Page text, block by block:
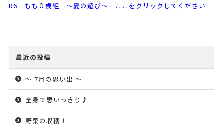
R6 もも０歳組 ～夏の遊び～ ここをクリックしてください
最近の投稿
～ 7月の思い出 ～
全身で思いっきり♪
野菜の収穫！